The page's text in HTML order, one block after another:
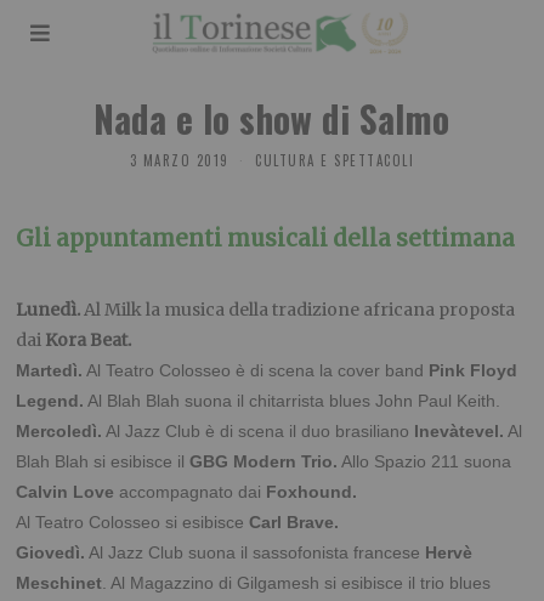
Nada e lo show di Salmo
3 MARZO 2019 CULTURA E SPETTACOLI
Gli appuntamenti musicali della settimana
Lunedì.Al Milk la musica della tradizione africana proposta
dai Kora Beat.
Martedì. Al Teatro Colosseo è di scena la cover band Pink Floyd
Legend. Al Blah Blah suona il chitarrista blues John Paul Keith.
Mercoledì. Al Jazz Club è di scena il duo brasiliano Inevàtevel. Al
Blah Blah si esibisce ilGBG Modern Trio. Allo Spazio 211 suona
Calvin Love accompagnato dai Foxhound.
Al Teatro Colosseo si esibisceCarl Brave.
Giovedì. Al Jazz Club suona il sassofonista francese Hervè
Meschinet . Al Magazzino di Gilgamesh si esibisce il trio blues